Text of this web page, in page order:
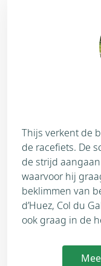
Thijs verkent de
de racefiets. De
de strijd
waarvoor hij
beklimmen van
d’Huez, Col du
ook graag in de